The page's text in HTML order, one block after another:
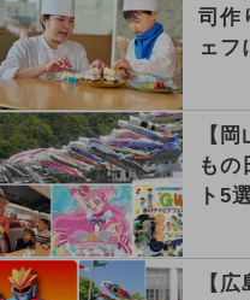
司作
ェ
【
もの
ト5選
【